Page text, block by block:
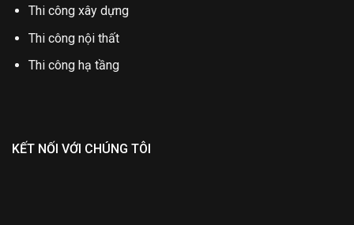
Thi công xây dựng
Thi công nội thất
Thi công hạ tầng
KẾT NỐI VỚI CHÚNG TÔI